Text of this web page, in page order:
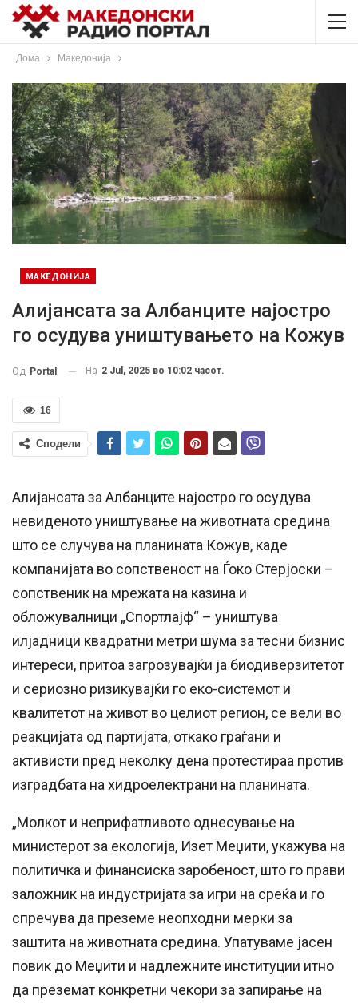
Дома Македонија
МАКЕДОНИЈА
Aлијансата за Албанците најостро
го осудува уништувањето на Кожув
Од Portal На 2 Jul, 2025 во 10:02 часот.
16
Сподели
Алијансата за Албанците најостро го осудува
невиденото уништување на животната средина
што се случува на планината Кожув, каде
компанијата во сопственост на Ѓоко Стерјоски –
сопственик на мрежата на казина и
обложувалници „Спортлајф“ – уништува
илјадници квадратни метри шума за тесни бизнис
интереси, притоа загрозувајќи ја биодиверзитетот
и сериозно ризикувајќи го еко-системот и
квалитетот на живот во целиот регион, се вели во
реакцијата од партијата, откако граѓани и
активисти пред неколку дена протестираа против
изградбата на хидроелектрани на планината.
„Молкот и неприфатливото однесување на
министерот за екологија, Изет Меџити, укажува на
политичка и финансиска заробеност, што го прави
заложник на индустријата за игри на среќа и го
спречува да преземе неопходни мерки за
заштита на животната средина. Упатуваме јасен
повик до Меџити и надлежните институции итно
да преземат конкретни чекори за запирање на